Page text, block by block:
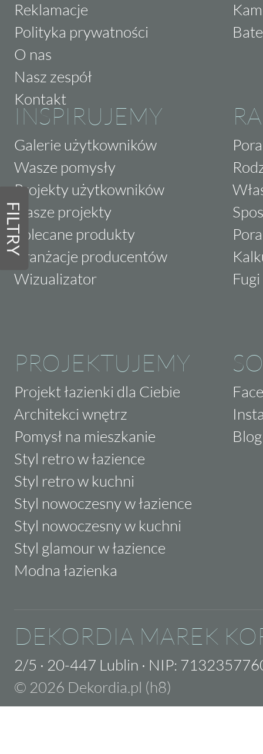
FILTRY
Reklamacje
Polityka prywatności
O nas
Nasz zespół
Kontakt
INSPIRUJEMY
Galerie użytkowników
Wasze pomysły
Projekty użytkowników
Nasze projekty
Polecane produkty
Aranżacje producentów
Wizualizator
PROJEKTUJEMY
Projekt łazienki dla Ciebie
Architekci wnętrz
Pomysł na mieszkanie
Styl retro w łazience
Styl retro w kuchni
Styl nowoczesny w łazience
Styl nowoczesny w kuchni
Styl glamour w łazience
Modna łazienka
Blog
DEKORDIA MAREK
2/5 · 20-447 Lublin · NIP:
© 2026 Dekordia.pl (h8)